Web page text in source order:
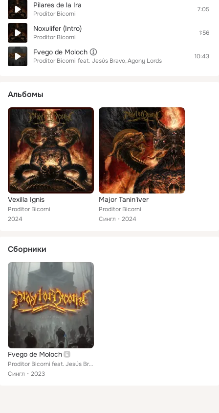
Pilares de la Ira
Proditor Bicorni
7:05
Noxulifer (Intro)
Proditor Bicorni
1:56
Fvego de Moloch
Proditor Bicorni feat. Jesús Bravo Agony Lords
10:43
Альбомы
Vexilla Ignis
Proditor Bicorni
2024
Major Tanin'iver
Proditor Bicorni
Сингл
2024
Сборники
Fvego de Moloch
Proditor Bicorni feat. Jesús Bravo, Agony Lords
Сингл
2023